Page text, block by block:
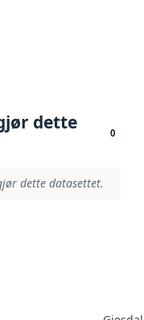
dette
0
dette datasettet.